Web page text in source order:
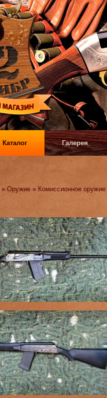
Каталог Галерея
»Оружие » Комиссионное оружие